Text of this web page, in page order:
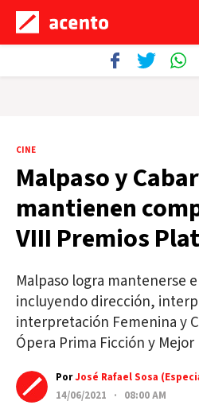
CINE
Malpaso y
mantienen
VIII Premios
Malpaso logra mantenerse
incluyendo dirección,
interpretación Femenina y
Ópera Prima Ficción y
PorJosé Rafael Sosa
14/06/2021 · 08:00 AM